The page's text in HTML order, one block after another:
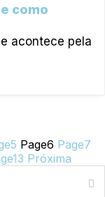
como
acontece pela
5 Page6 Page7
13 Próxima